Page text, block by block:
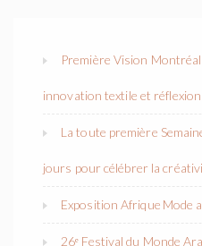
Première Vision
innovation textile et
La toute première
jours pour célébrer la
Exposition Afrique Mode
26ᵉ Festival du Monde